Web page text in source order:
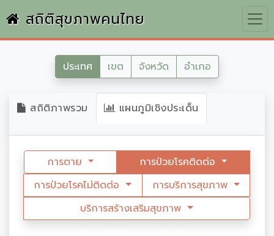
สถิติสุขภาพคนไทย
ประเทศ เขต จังหวัด อำเภอ
สถิติภาพรวม แผนภูมิเชิงประเด็น
การตาย
การป่วยโรคติดต่อ
การป่วยโรคไม่ติดต่อ
การบริการสุขภาพ
บริการสร้างเสริมสุขภาพ